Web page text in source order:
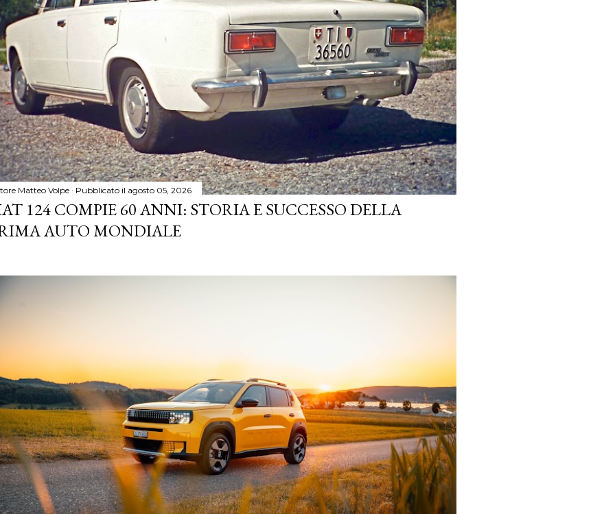
Matteo Volpe Pubblicato il agosto 05, 2026
124 COMPIE 60 ANNI: STORIA E SUCCESSO DELLA
AUTO MONDIALE